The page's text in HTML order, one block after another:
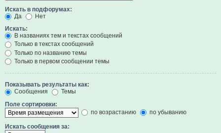
Искать в подфорумах:
Да
Нет
Искать:
В названиях тем и текстах сообщений
Только в текстах сообщений
Только по названию темы
Только в первом сообщении темы
Показывать результаты как:
Сообщения
Темы
Поле сортировки:
по возрастанию
по убыванию
Искать сообщения за: